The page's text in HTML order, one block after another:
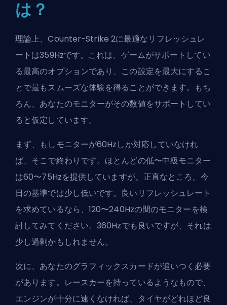
は？
理論上、Counter-Strike 2に最適なリフレッシュレ
ートは359Hzです。これは、ゲームがサポートしてい
る最高のオプションであり、この設定を最大にするこ
とで最もスムーズな体験を得ることができます。もち
ろん、あなたのモニターがその数値をサポートしてい
ると仮定しています。
まず、もしモニターが60Hzしか対応していなけれ
ば、そこで終わりです。ほとんどの低〜中級モニター
は60〜75Hzを提供していますが、正直なところ、今
日の基準では少し低いです。良いリフレッシュレート
を求めているなら、120〜240Hzの間のモニターを検
討してみてください。360Hzでも良いですが、それは
少し過剰かもしれません。
次に、あなたのグラフィックスカードが追いつく必要
があります。レースカーを持っているようなもので、
エンジンが十分に速くなければ、タイヤがどれほど良